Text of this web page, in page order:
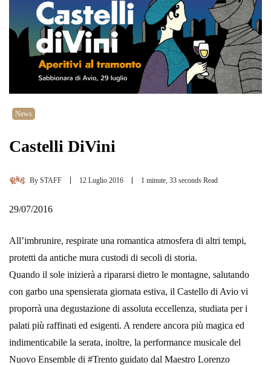
News
Castelli DiVini
By STAFF 12 Luglio 2016 1 minute, 33 seconds Read
29/07/2016
All’imbrunire, respirate una romantica atmosfera di altri tempi,
protetti da antiche mura custodi di secoli di storia.
Quando il sole inizierà a ripararsi dietro le montagne, salutando
con garbo una spensierata giornata estiva, il Castello di Avio vi
proporrà una degustazione di assoluta eccellenza, studiata per i
palati più raffinati ed esigenti. A rendere ancora più magica ed
indimenticabile la serata, inoltre, la performance musicale del
Nuovo Ensemble di ‪#‎Trento‬ guidato dal Maestro Lorenzo